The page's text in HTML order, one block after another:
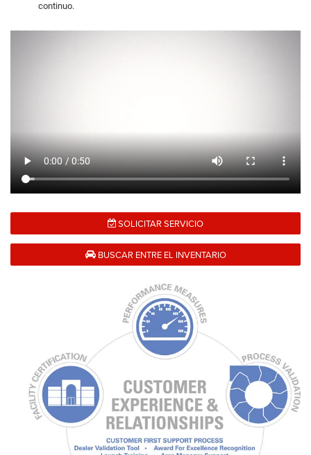
continuo.
SOLICITAR SERVICIO
BUSCAR ENTRE EL INVENTARIO